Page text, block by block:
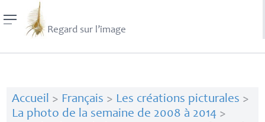
Regard sur l’image
Accueil > Français > Les créations picturales >
La photo de la semaine de 2008 à 2014>